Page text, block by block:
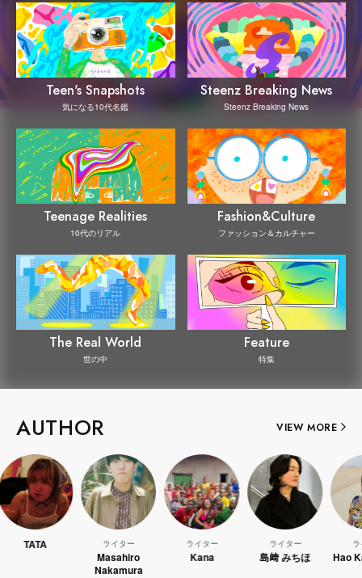
Teen's Snapshots
気になる10代名鑑
Steenz Breaking News
Steenz Breaking News
Teenage Realities
10代のリアル
Fashion&Culture
ファッション＆カルチャー
The Real World
世の中
Feature
特集
AUTHOR VIEW MORE
Masahiro
Nakamura
島﨑 みちほ Hao